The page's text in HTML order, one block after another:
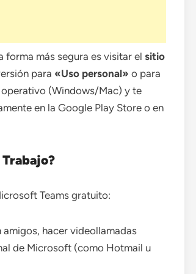
forma más segura es visitar elsitio
para «Uso personal» o para
(Windows/Mac) y te
en la Google Play Store o en
Teams gratuito:
hacer videollamadas
de Microsoft (como Hotmail u